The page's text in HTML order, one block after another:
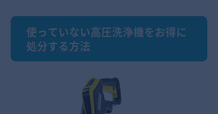
使っていない高圧洗浄機をお得に
処分する方法